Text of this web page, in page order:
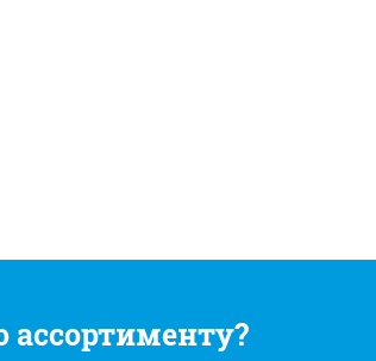
ассортименту?